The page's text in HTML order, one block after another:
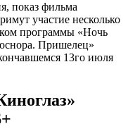
показ фильма
участие несколько
программы «Ночь
Пришелец»
13го июля